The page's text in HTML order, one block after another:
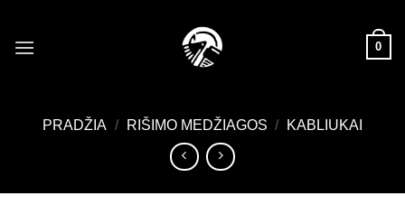
content
0
PRADŽIA / RIŠIMO MEDŽIAGOS / KABLIUKAI